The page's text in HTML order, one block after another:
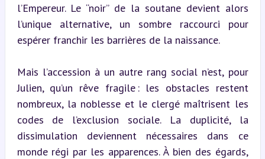
l’Empereur. Le “noir” de la soutane devient alors
l’unique alternative, un sombre raccourci pour
espérer franchir les barrières de la naissance.
Mais l’accession à un autre rang social n’est, pour
Julien, qu’un rêve fragile : les obstacles restent
nombreux, la noblesse et le clergé maîtrisent les
codes de l’exclusion sociale. La duplicité, la
dissimulation deviennent nécessaires dans ce
monde régi par les apparences. À bien des égards,